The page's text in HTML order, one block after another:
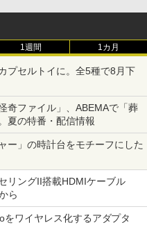
1週間 1カ月
プセルトイに。全5種で8月下
奇ファイル」、ABEMAで「葬
夏の特番・配信情報
ー」の時計台をモチーフにした
リングII搭載HDMIケーブル
ら
ワイヤレス化するアダプタ